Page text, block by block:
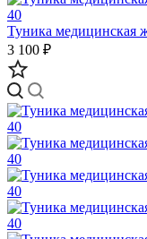
Туника медицинская
3 100 ₽